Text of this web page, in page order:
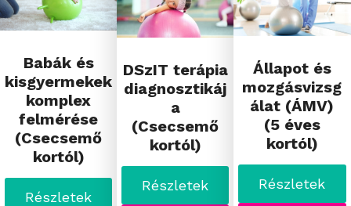
Babák és
kisgyermekek
komplex
felmérése
(Csecsemő
kortól)
Részletek
DSzIT terápia
diagnosztikáj
a
(Csecsemő
kortól)
Részletek
Állapot és
mozgásvizsg
álat (ÁMV)
(5 éves
kortól)
Részletek